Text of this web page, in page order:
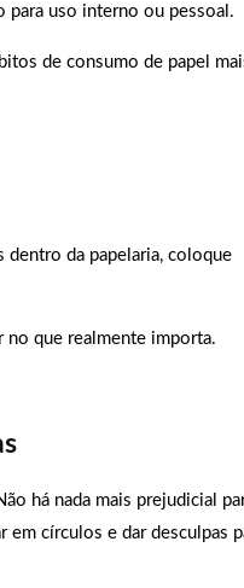
para uso interno ou pessoal.
de consumo de papel
dentro da papelaria, coloque
no que realmente importa.
há nada mais prejudicial
em círculos e dar desculpas